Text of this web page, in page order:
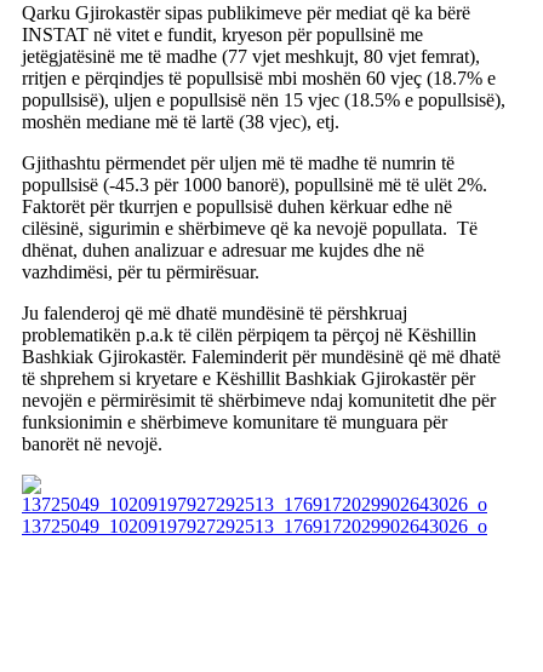
Qarku Gjirokastër sipas publikimeve për mediat që ka bërë
INSTAT në vitet e fundit, kryeson për popullsinë me
jetëgjatësinë me të madhe (77 vjet meshkujt, 80 vjet femrat),
rritjen e përqindjes të popullsisë mbi moshën 60 vjeç (18.7% e
popullsisë), uljen e popullsisë nën 15 vjec (18.5% e popullsisë),
moshën mediane më të lartë (38 vjec), etj.
Gjithashtu përmendet për uljen më të madhe të numrin të
popullsisë (-45.3 për 1000 banorë), popullsinë më të ulët 2%.
Faktorët për tkurrjen e popullsisë duhen kërkuar edhe në
cilësinë, sigurimin e shërbimeve që ka nevojë popullata. Të
dhënat, duhen analizuar e adresuar me kujdes dhe në
vazhdimësi, për tu përmirësuar.
Ju falenderoj që më dhatë mundësinë të përshkruaj
problematikën p.a.k të cilën përpiqem ta përçoj në Këshillin
Bashkiak Gjirokastër. Faleminderit për mundësinë që më dhatë
të shprehem si kryetare e Këshillit Bashkiak Gjirokastër për
nevojën e përmirësimit të shërbimeve ndaj komunitetit dhe për
funksionimin e shërbimeve komunitare të munguara për
banorët në nevojë.
13725049_10209197927292513_1769172029902643026_o